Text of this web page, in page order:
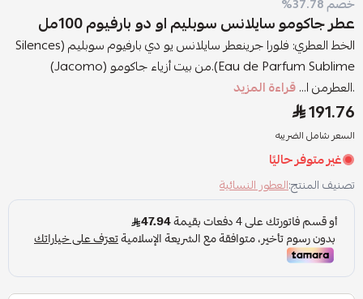
عطر جاكومو سايلانس سوبليم او دو بارفيوم 100مل
الخط العطري: فلورا جرينعطر سايلانس يو دي بارفيوم سوبليم (Silences
Eau de Parfum Sublime).من بيت أزياء جاكومو (Jacomo)
.العطرمن ا...قراءة المزيد
191.76
السعر شامل الضريبه
غير متوفر حاليًا
تصنيف المنتج:العطور النسائية